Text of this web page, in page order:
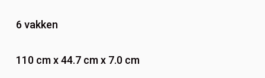
6 vakken
110 cm x 44.7 cm x 7.0 cm